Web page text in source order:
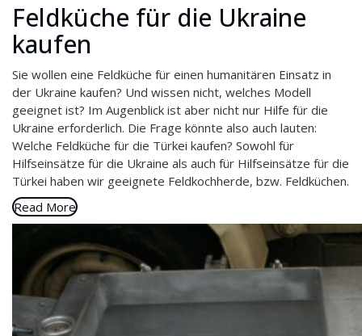
Feldküche für die Ukraine
kaufen
Sie wollen eine Feldküche für einen humanitären Einsatz in
der Ukraine kaufen? Und wissen nicht, welches Modell
geeignet ist? Im Augenblick ist aber nicht nur Hilfe für die
Ukraine erforderlich. Die Frage könnte also auch lauten:
Welche Feldküche für die Türkei kaufen? Sowohl für
Hilfseinsätze für die Ukraine als auch für Hilfseinsätze für die
Türkei haben wir geeignete Feldkochherde, bzw. Feldküchen.
Read More